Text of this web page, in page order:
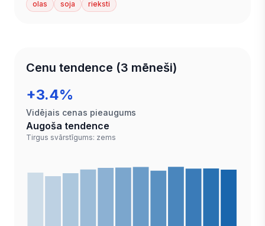
olas soja rieksti
Cenu tendence (3 mēneši)
+3.4%
Vidējais cenas pieaugums
Augoša tendence
Tirgus svārstīgums: zems